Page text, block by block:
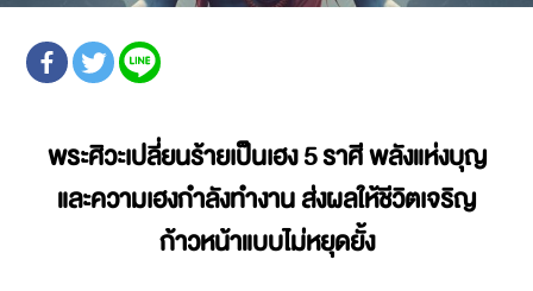
พระศิวะเปลี่ยนร้ายเป็นเฮง 5 ราศี พลังแห่งบุญ
และความเฮงกำลังทำงาน ส่งผลให้ชีวิตเจริญ
ก้าวหน้าแบบไม่หยุดยั้ง